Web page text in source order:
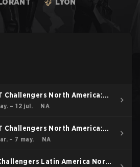
– 12 jul. NA
Challengers North America:
– 7 may. NA
Latin America North